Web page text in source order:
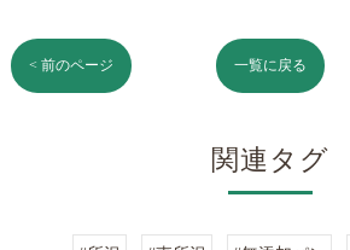
< 前のページ 一覧に戻る
関連タグ